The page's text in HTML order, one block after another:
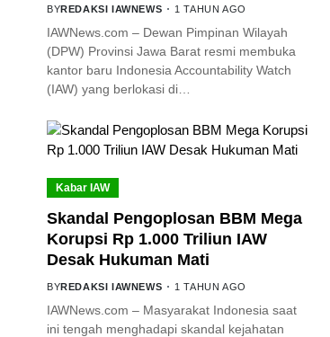
BYREDAKSI IAWNEWS 1 TAHUN AGO
IAWNews.com – Dewan Pimpinan Wilayah
(DPW) Provinsi Jawa Barat resmi membuka
kantor baru Indonesia Accountability Watch
(IAW) yang berlokasi di…
Kabar IAW
Skandal Pengoplosan BBM Mega
Korupsi Rp 1.000 Triliun IAW
Desak Hukuman Mati
BYREDAKSI IAWNEWS 1 TAHUN AGO
IAWNews.com – Masyarakat Indonesia saat
ini tengah menghadapi skandal kejahatan